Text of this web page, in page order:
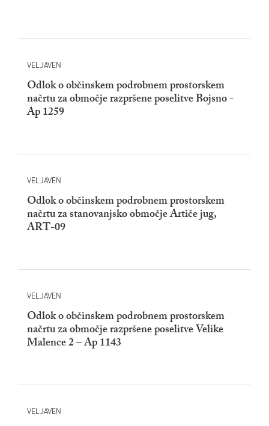
VELJAVEN
Odlok o občinskem podrobnem prostorskem
načrtu za območje razpršene poselitve Bojsno -
Ap 1259
VELJAVEN
Odlok o občinskem podrobnem prostorskem
načrtu za stanovanjsko območje Artiče jug,
ART-09
VELJAVEN
Odlok o občinskem podrobnem prostorskem
načrtu za območje razpršene poselitve Velike
Malence 2 – Ap 1143
VELJAVEN